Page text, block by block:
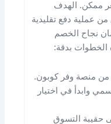
ممكن. الهدف
عملية دفع تقليدية
نجاح الخصم
الخطوات بدقة:
وابدأ في اختيار
حقيبة التسوق